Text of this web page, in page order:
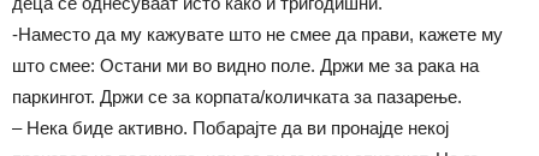
-Наместо да му кажувате што не смее да прави, кажете му
што смее: Остани ми во видно поле. Држи ме за рака на
паркингот. Држи се за корпата/количката за пазарење.
– Нека биде активно. Побарајте да ви пронајде некој